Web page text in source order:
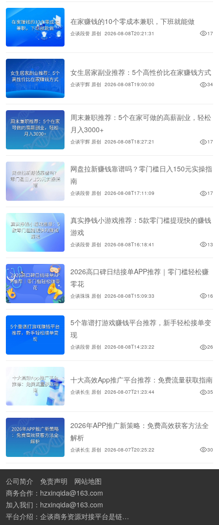
在家赚钱的10个零成本兼职，下班就能做
企谈段誉 原创 2026-08-08T20:21:31 17
女生居家副业推荐：5个高性价比在家赚钱方式
企谈宇辉 原创 2026-08-08T19:00:00 34
周末兼职推荐：5个在家可做的高薪副业，轻松
月入3000+
企谈宇辉 原创 2026-08-08T18:27:21 17
网盘拉新赚钱靠谱吗？零门槛日入150元实操指
南
企谈段誉 原创 2026-08-08T17:11:09 17
真实挣钱小游戏推荐：5款零门槛提现快的赚钱
游戏
企谈段誉 原创 2026-08-08T16:18:41 13
2026高口碑日结接单APP推荐｜零门槛轻松赚
零花
企谈珠珠 原创 2026-08-08T15:09:33 16
5个靠谱打游戏赚钱平台推荐，新手轻松接单变
现
企谈段誉 原创 2026-08-08T14:23:22 26
十大高效App推广平台推荐：免费流量获取指南
企谈长生 原创 2026-08-07T21:23:44 35
2026年APP推广新策略：免费高效获客方法全
解析
企谈长生 原创 2026-08-07T20:25:22 30
公司简介 免责声明
网站地图
商务合作：hzxinqida@163.com
加入我们：hzxinqida@163.com
平台介绍：企谈商务资源对接平台是链接资源人脉与客户的平台,也是地推app接任务平台、地推拉新团队接单平台。平台汇聚100W+商务资源，地推拉新、APP推广、BD异业合作等业务可免费发布。同时全国的地推团队和个人都可在地推接单平台找到赚钱项目和分享交流地推问题。